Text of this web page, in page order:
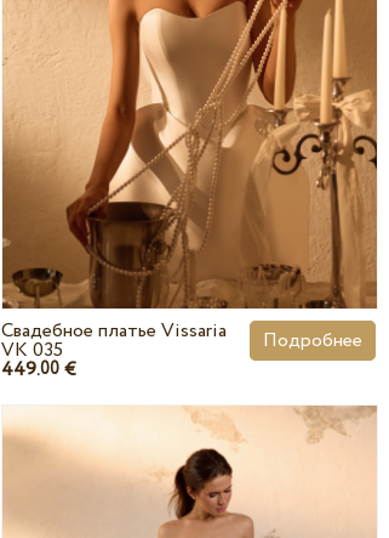
Свадебное платье Vissaria
VK 035
449.00 €
Подробнее